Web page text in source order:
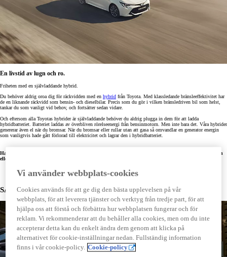
En livstid av lugn och ro.
Friheten med en självladdande hybrid.
Du behöver aldrig oroa dig för räckvidden med en hybrid från Toyota. Med klassledande bränsleeffektivitet har
de en liknande räckvidd som bensin- och dieselbilar. Precis som du gör i vilken bränsledriven bil som helst,
tankar du som vanligt vid behov, och fortsätter sedan vidare.
Och eftersom alla Toyotas hybrider är självladdande behöver du aldrig plugga in dem för att ladda
hybridbatteriet. Batteriet laddas av överbliven rörelseenergi från bensinmotorn. Men inte bara det. Våra hybrider
genererar även el när du bromsar. När du bromsar eller rullar utan att gasa så omvandlar en generator energin
som vanligtvis hade gått förlorad till elektricitet och lagrar den i hybridbatteriet.
Har du fortfarande frågor kring räckvidden för en hybrid? Upptäck svar på många fler frågor nedan
eller hitta den bästa hybriden för dig ur vårt modellutbud av
SÅ FUNKAR DET - HYBRID
Vi använder webbplats-cookies
Cookies används för att ge dig den bästa upplevelsen på vår
webbplats, för att leverera tjänster och verktyg från tredje part, för att
hjälpa oss att förstå och förbättra hur webbplatsen fungerar och för
reklam. Vi rekommenderar att du behåller alla cookies, men om du inte
accepterar detta kan du enkelt ändra dem genom att klicka på
alternativet för cookie-inställningar nedan. Fullständig information
finns i vår cookie-policy. Cookie-policy